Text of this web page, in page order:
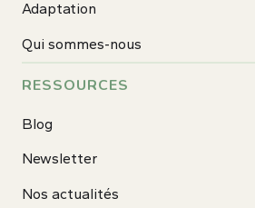
Adaptation
Qui sommes-nous
RESSOURCES
Blog
Newsletter
Nos actualités